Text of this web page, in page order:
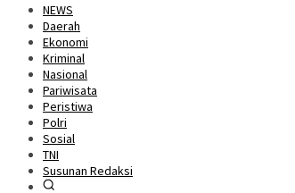
NEWS
Daerah
Ekonomi
Kriminal
Nasional
Pariwisata
Peristiwa
Polri
Sosial
TNI
Susunan Redaksi